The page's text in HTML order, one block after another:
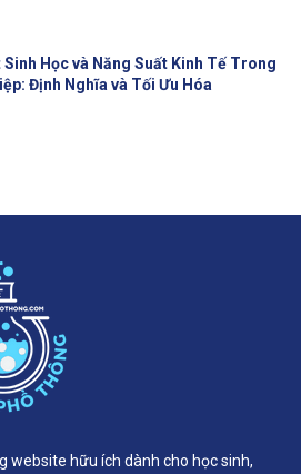
Sinh Học và Năng Suất Kinh Tế Trong
Định Nghĩa và Tối Ưu Hóa
website hữu ích dành cho học sinh,